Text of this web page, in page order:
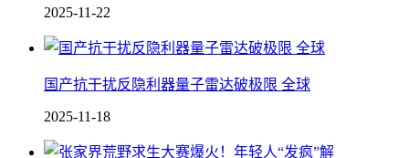
2025-11-22
国产抗干扰反隐利器 量子雷达破极限 全球
2025-11-18